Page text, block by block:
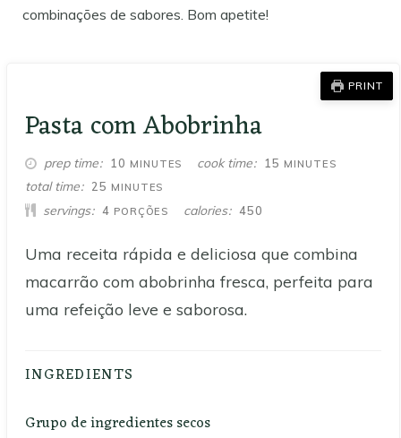
combinações de sabores. Bom apetite!
PRINT
Pasta com Abobrinha
prep time 10 MINUTES
MINUTES cook time 15 MINUTES
MINUTES
total time 25 MINUTES
MINUTES
servings 4 PORÇÕES calories 450
Uma receita rápida e deliciosa que combina
macarrão com abobrinha fresca, perfeita para
uma refeição leve e saborosa.
INGREDIENTS
Grupo de ingredientes secos